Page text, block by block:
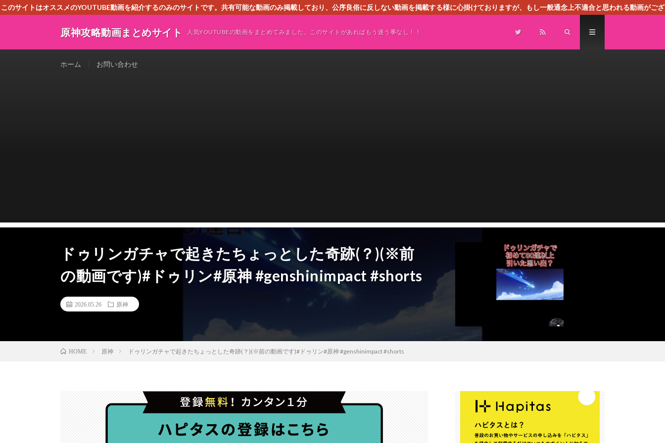
このサイトはオススメのYOUTUBE動画を紹介するのみのサイトです。共有可能な動画のみ掲載しており、公序良俗に反しない動画を掲載する様に心掛けておりますが、もし一般通念上不適合と思われる動画がござ
原神攻略動画まとめサイト 人気YOUTUBEの動画をまとめてみました。このサイトがあればもう迷う事なし！！
ホーム お問い合わせ
ドゥリンガチャで起きたちょっとした奇跡(？)(※前
の動画です)#ドゥリン#原神 #genshinimpact #shorts
2026.05.26 原神
HOME 原神 ドゥリンガチャで起きたちょっとした奇跡(？)(※前の動画です)#ドゥリン#原神 #genshinimpact #shorts